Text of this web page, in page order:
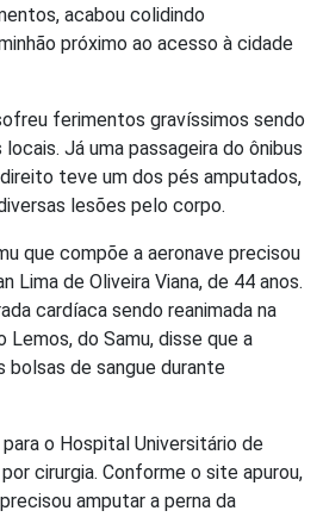
acabou colidindo
próximo ao acesso à cidade
ferimentos gravíssimos sendo
Já uma passageira do ônibus
teve um dos pés amputados,
lesões pelo corpo.
que compõe a aeronave precisou
Lima de Oliveira Viana, de 44 anos.
cardíaca sendo reanimada na
Lemos, do Samu, disse que a
bolsas de sangue durante
o Hospital Universitário de
cirurgia. Conforme o site apurou,
amputar a perna da